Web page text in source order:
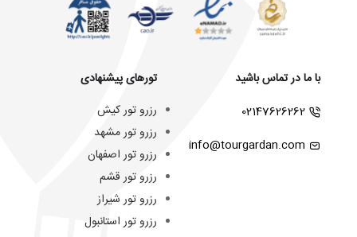
با ما در تماس باشید
02147626262
info@tourgardan.com
تورهای پیشنهادی
رزرو تور کیش
رزرو تور مشهد
رزرو تور اصفهان
رزرو تور قشم
رزرو تور شیراز
رزرو تور استانبول